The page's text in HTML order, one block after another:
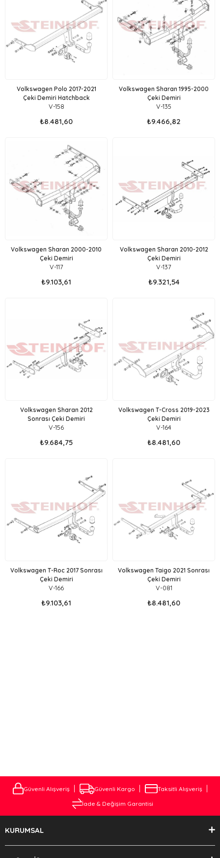
Volkswagen Polo 2017-2021
Çeki Demiri Hatchback
V-158
₺8.481,60
Volkswagen Sharan 1995-2000
Çeki Demiri
V-135
₺9.466,82
Volkswagen Sharan 2000-2010
Çeki Demiri
V-117
₺9.103,61
Volkswagen Sharan 2010-2012
Çeki Demiri
V-137
₺9.321,54
Volkswagen Sharan 2012
Sonrası Çeki Demiri
V-156
₺9.684,75
Volkswagen T-Cross 2019-2023
Çeki Demiri
V-164
₺8.481,60
Volkswagen T-Roc 2017 Sonrası
Çeki Demiri
V-166
₺9.103,61
Volkswagen Taigo 2021 Sonrası
Çeki Demiri
V-081
₺8.481,60
Güvenli Alışveriş Güvenli Kargo
Taksitli Alışveriş
İade & Değişim Garantisi
KURUMSAL